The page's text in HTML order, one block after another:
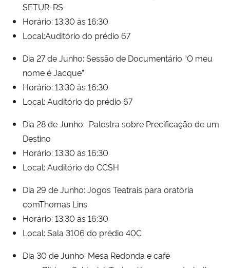
SETUR-RS
Horário: 13:30 às 16:30
Local:Auditório do prédio 67
Dia 27 de Junho: Sessão de Documentário “O meu
nome é Jacque”
Horário: 13:30 às 16:30
Local: Auditório do prédio 67
Dia 28 de Junho: Palestra sobre Precificação de um
Destino
Horário: 13:30 às 16:30
Local: Auditório do CCSH
Dia 29 de Junho: Jogos Teatrais para oratória
comThomas Lins
Horário: 13:30 às 16:30
Local: Sala 3106 do prédio 40C
Dia 30 de Junho: Mesa Redonda e café